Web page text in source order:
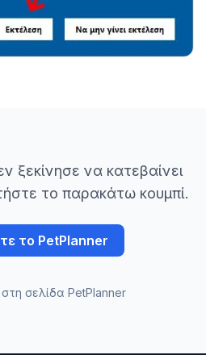
ξεκίνησε να κατεβαίνει
το παρακάτω κουμπί.
το PetPlanner
σελίδα PetPlanner